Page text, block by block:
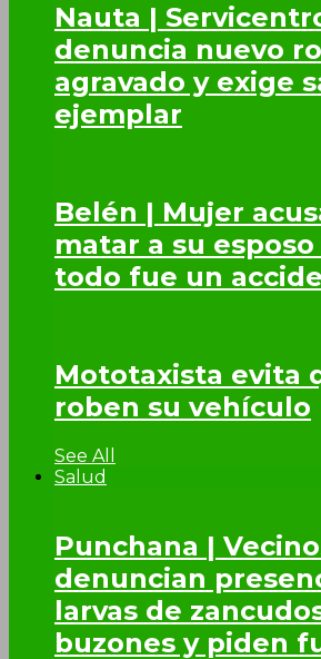
Nauta |
denuncia nuevo
agravado y exige
ejemplar
Belén | Mujer
matar a su
todo fue un
Mototaxista evita
roben su vehículo
See All
Salud
Punchana |
denuncian
larvas de
buzones y piden